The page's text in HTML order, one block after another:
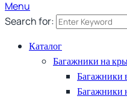
Menu
Search for:
Каталог
Багажники на
Багажники
Багажники